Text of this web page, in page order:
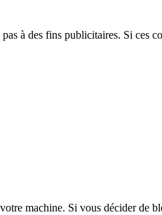
à des fins publicitaires. Si ces
machine. Si vous décider de